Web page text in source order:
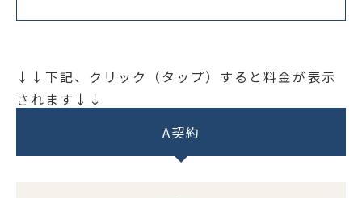
↓↓下記、クリック（タップ）すると料金が表示
されます↓↓
A契約